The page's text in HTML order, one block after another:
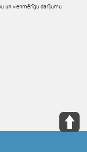
un vienmērīgu darījumu